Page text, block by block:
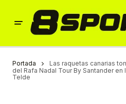
Portada
Las raquetas canarias
del Rafa Nadal Tour By Santander
Telde